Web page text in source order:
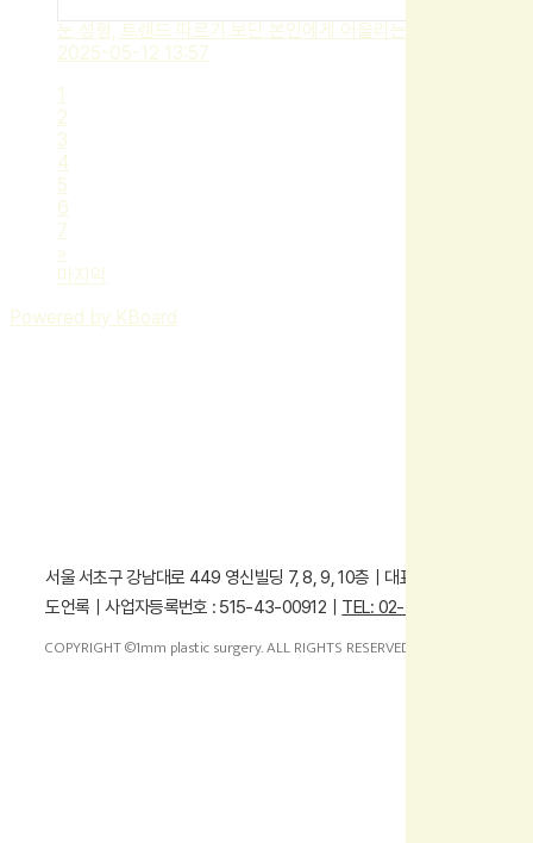
눈 성형, 트렌드 따르기 보단 본인에게 어울리는 라인 찾아야
2025-05-12 13:57
1
2
3
4
5
6
7
»
마지막
Powered by KBoard
서울 서초구 강남대로 449 영신빌딩 7, 8, 9, 10층｜대표자명 :
도언록｜사업자등록번호 : 515-43-00912｜ TEL: 02-552-1171
COPYRIGHT ©1mm plastic surgery. ALL RIGHTS RESERVED.